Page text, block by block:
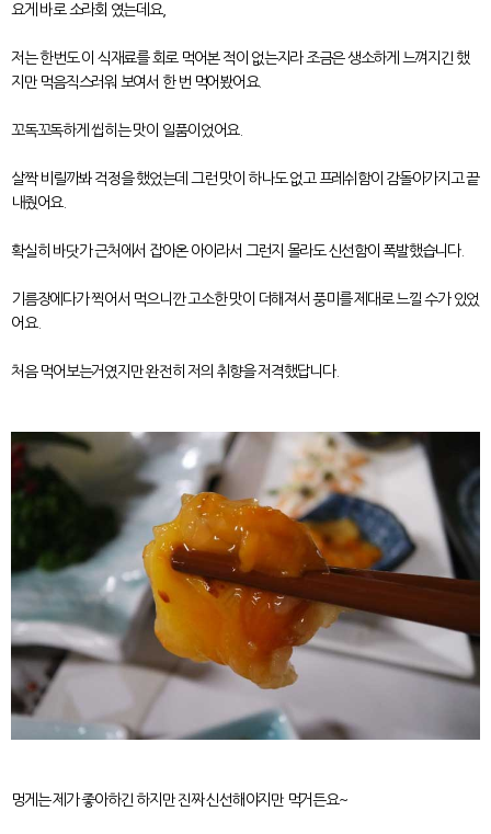
요게 바로 소라회 였는데요,
저는 한번도 이 식재료를 회로 먹어본 적이 없는지라 조금은 생소하게 느껴지긴 했
지만 먹음직스러워 보여서 한 번 먹어봤어요.
꼬독꼬독하게 씹히는 맛이 일품이었어요.
살짝 비릴까봐 걱정을 했었는데 그런 맛이 하나도 없고 프레쉬함이 감돌아가지고 끝
내줬어요.
확실히 바닷가 근처에서 잡아온 아이라서 그런지 몰라도 신선함이 폭발했습니다.
기름장에다가 찍어서 먹으니깐 고소한 맛이 더해져서 풍미를 제대로 느낄 수가 있었
어요.
처음 먹어보는거였지만 완전히 저의 취향을 저격했답니다.
멍게는 제가 좋아하긴 하지만 진짜 신선해야지만 먹거든요~